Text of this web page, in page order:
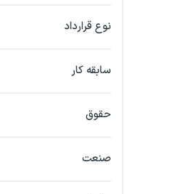
اراک
اردبیل
نوع قرارداد
سابقه کار
حقوق
صنعت